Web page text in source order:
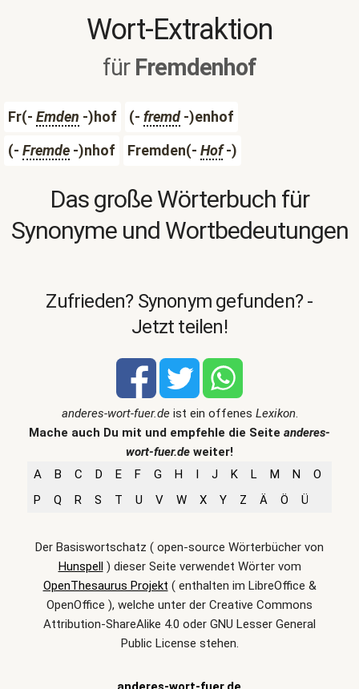
Wort-Extraktion
für Fremdenhof
Fr(- Emden -)hof (- fremd-)enhof
(- Fremde -)nhof Fremden(- Hof-)
Das große Wörterbuch für
Synonyme und Wortbedeutungen
Zufrieden? Synonym gefunden? -
Jetzt teilen!
anderes-wort-fuer.deist ein offenes Lexikon.
Mache auch Du mit und empfehle die Seite anderes-
wort-fuer.de weiter!
A
B C D E F G H I J K L M N
O
P
Q R S T U V W X Y Z Ä Ö Ü
Der Basiswortschatz ( open-source Wörterbücher von
Hunspell) dieser Seite verwendet Wörter vom
OpenThesaurus Projekt ( enthalten im LibreOffice &
OpenOffice ), welche unter der Creative Commons
Attribution-ShareAlike 4.0 oder GNU Lesser General
Public License stehen.